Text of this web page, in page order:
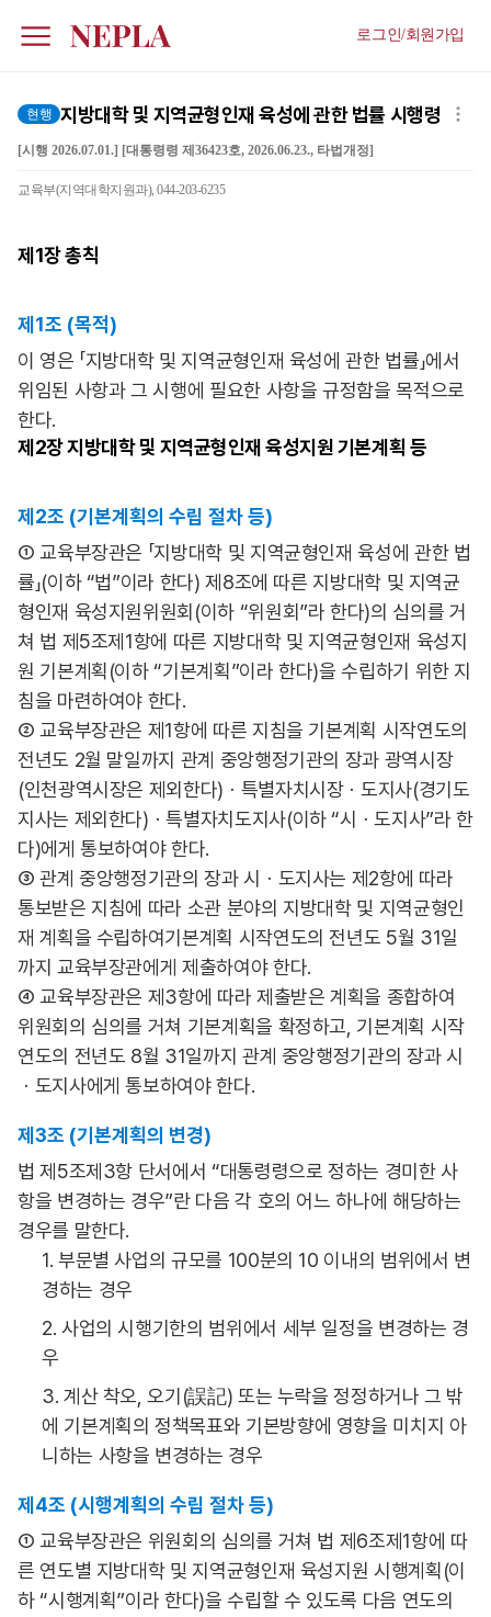
로그인/회원가입
현행 지방대학 및 지역균형인재 육성에 관한 법률 시행령
[시행 2026.07.01.] [대통령령 제36423호, 2026.06.23., 타법개정]
교육부(지역대학지원과), 044-203-6235
제1장총칙
제1조 (목적)
이 영은 「지방대학 및 지역균형인재 육성에 관한 법률」에서
위임된 사항과 그 시행에 필요한 사항을 규정함을 목적으로
한다.
제2장지방대학 및 지역균형인재 육성지원 기본계획 등
제2조 (기본계획의 수립 절차 등)
① 교육부장관은 「지방대학 및 지역균형인재 육성에 관한 법
률」(이하 “법”이라 한다) 제8조에 따른 지방대학 및 지역균
형인재 육성지원위원회(이하 “위원회”라 한다)의 심의를 거
쳐 법 제5조제1항에 따른 지방대학 및 지역균형인재 육성지
원 기본계획(이하 “기본계획”이라 한다)을 수립하기 위한 지
침을 마련하여야 한다.
② 교육부장관은 제1항에 따른 지침을 기본계획 시작연도의
전년도 2월 말일까지 관계 중앙행정기관의 장과 광역시장
(인천광역시장은 제외한다)ㆍ특별자치시장ㆍ도지사(경기도
지사는 제외한다)ㆍ특별자치도지사(이하 “시ㆍ도지사”라 한
다)에게 통보하여야 한다.
③ 관계 중앙행정기관의 장과 시ㆍ도지사는 제2항에 따라
통보받은 지침에 따라 소관 분야의 지방대학 및 지역균형인
재 계획을 수립하여기본계획 시작연도의 전년도 5월 31일
까지 교육부장관에게 제출하여야 한다.
④ 교육부장관은 제3항에 따라 제출받은 계획을 종합하여
위원회의 심의를 거쳐 기본계획을 확정하고, 기본계획 시작
연도의 전년도 8월 31일까지 관계 중앙행정기관의 장과 시
ㆍ도지사에게 통보하여야 한다.
제3조 (기본계획의 변경)
법 제5조제3항 단서에서 “대통령령으로 정하는 경미한 사
항을 변경하는 경우”란 다음 각 호의 어느 하나에 해당하는
경우를 말한다.
1. 부문별 사업의 규모를 100분의 10 이내의 범위에서 변
경하는 경우
2. 사업의 시행기한의 범위에서 세부 일정을 변경하는 경
우
3. 계산 착오, 오기(誤記) 또는 누락을 정정하거나 그 밖
에 기본계획의 정책목표와 기본방향에 영향을 미치지 아
니하는 사항을 변경하는 경우
제4조 (시행계획의 수립 절차 등)
① 교육부장관은 위원회의 심의를 거쳐 법 제6조제1항에 따
른 연도별 지방대학 및 지역균형인재 육성지원 시행계획(이
하 “시행계획”이라 한다)을 수립할 수 있도록 다음 연도의